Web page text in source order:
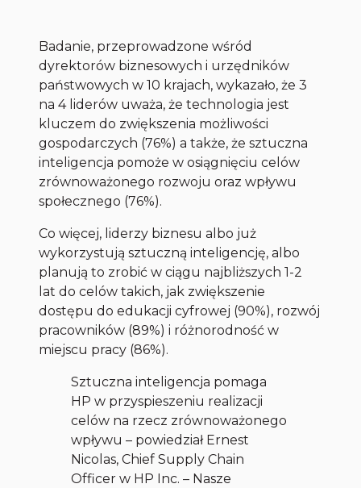
Badanie, przeprowadzone wśród
dyrektorów biznesowych i urzędników
państwowych w 10 krajach, wykazało, że 3
na 4 liderów uważa, że technologia jest
kluczem do zwiększenia możliwości
gospodarczych (76%) a także, że sztuczna
inteligencja pomoże w osiągnięciu celów
zrównoważonego rozwoju oraz wpływu
społecznego (76%).
Co więcej, liderzy biznesu albo już
wykorzystują sztuczną inteligencję, albo
planują to zrobić w ciągu najbliższych 1-2
lat do celów takich, jak zwiększenie
dostępu do edukacji cyfrowej (90%), rozwój
pracowników (89%) i różnorodność w
miejscu pracy (86%).
Sztuczna inteligencja pomaga
HP w przyspieszeniu realizacji
celów na rzecz zrównoważonego
wpływu – powiedział Ernest
Nicolas, Chief Supply Chain
Officer w HP Inc. – Nasze